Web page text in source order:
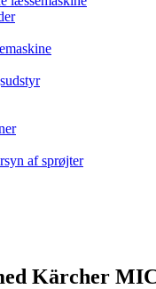
af sprøjter
Kärcher